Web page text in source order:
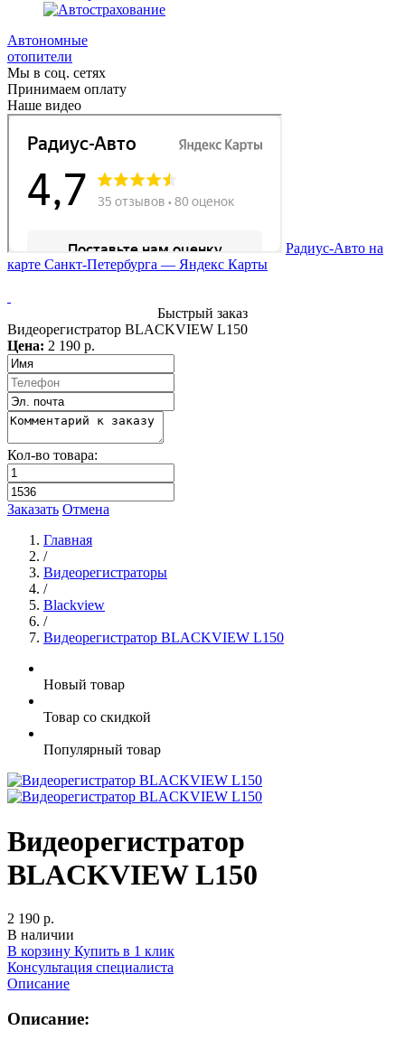
Автономные
отопители
Мы в соц. сетях
Принимаем оплату
Наше видео
Радиус-Авто на
карте Санкт‑Петербурга — Яндекс Карты
Быстрый заказ
Видеорегистратор BLACKVIEW L150
Цена: 2 190 р.
Кол-во товара:
Заказать Отмена
Главная
/
Видеорегистраторы
/
Blackview
/
Видеорегистратор BLACKVIEW L150
Новый товар
Товар со скидкой
Популярный товар
Видеорегистратор
BLACKVIEW L150
2 190 р.
В наличии
В корзину Купить в 1 клик
Консультация специалиста
Описание
Описание: